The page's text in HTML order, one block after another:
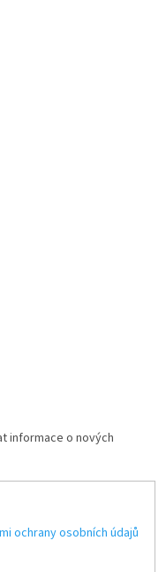
informace o nových
ochrany osobních údajů